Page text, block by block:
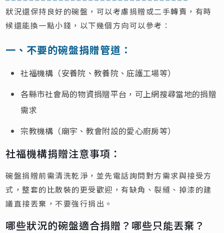
狀況還保持良好的碗盤，可以考慮捐贈或二手轉賣，有時
候還能換一點小錢，以下幾個方向可以參考：
一、不要的碗盤捐贈管道：
社福機構（安養院、教養院、庇護工場等）
各縣市社會局的物資捐贈平台，可上網搜尋當地的捐贈
需求
宗教機構（廟宇、教會附設的愛心廚房等）
社福機構捐贈注意事項：
碗盤捐贈前需清洗乾淨，並先電話詢問對方需求與接受方
式，整套的比散裝的更受歡迎，有缺角、裂縫、掉漆的建
議直接丟棄，不要強行捐出。
哪些狀況的碗盤適合捐贈？哪些只能丟棄？